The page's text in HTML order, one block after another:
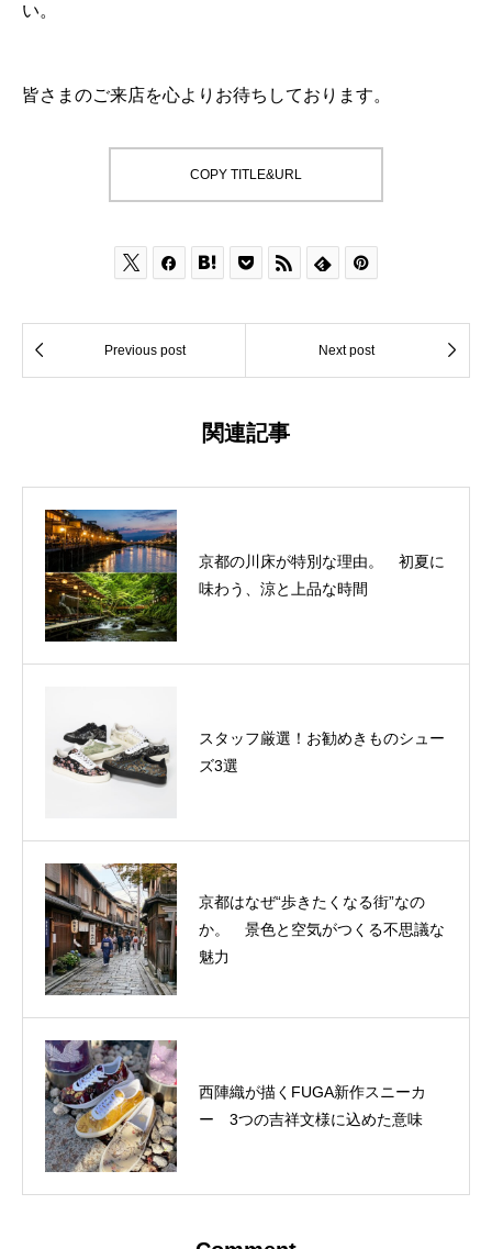
い。
皆さまのご来店を心よりお待ちしております。
COPY TITLE&URL
      
 Previous post Next post 
関連記事
京都の川床が特別な理由。 初夏に
味わう、涼と上品な時間
スタッフ厳選！お勧めきものシュー
ズ3選
京都はなぜ“歩きたくなる街”なの
か。 景色と空気がつくる不思議な
魅力
西陣織が描くFUGA新作スニーカ
ー 3つの吉祥文様に込めた意味